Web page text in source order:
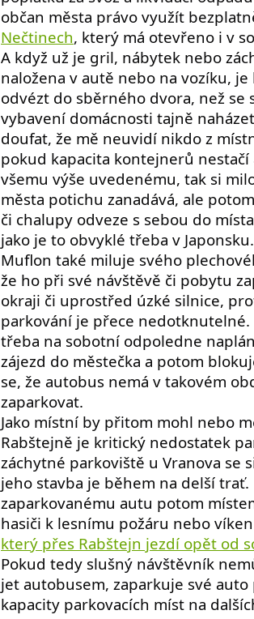
občan města právo využít
Nečtinech, který má otevřeno i v
A když už je gril, nábytek nebo
naložena v autě nebo na vozíku,
odvézt do sběrného dvora, než se
vybavení domácnosti tajně
doufat, že mě neuvidí nikdo z
pokud kapacita kontejnerů
všemu výše uvedenému, tak si
města potichu zanadává, ale
či chalupy odveze s sebou do
jako je to obvyklé třeba v Japonsku.
Muflon také miluje svého
že ho při své návštěvě či pobytu
okraji či uprostřed úzké silnice,
parkování je přece
třeba na sobotní odpoledne
zájezd do městečka a potom
se, že autobus nemá v takovém
zaparkovat.
Jako místní by přitom mohl nebo
Rabštejně je kritický nedostatek
záchytné parkoviště u Vranova se
jeho stavba je během na delší
zaparkovanému autu potom
hasiči k lesnímu požáru nebo
který přes Rabštejn jezdí opět od
Pokud tedy slušný návštěvník
jet autobusem, zaparkuje své
kapacity parkovacích míst na